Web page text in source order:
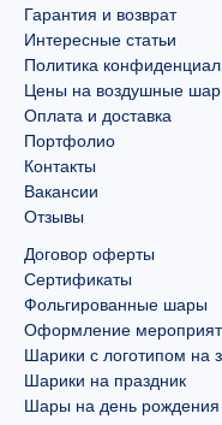
Гарантия и возврат
Интересные статьи
Политика
Цены на воздушные
Оплата и доставка
Портфолио
Контакты
Вакансии
Отзывы
Договор оферты
Сертификаты
Фольгированные шары
Оформление
Шарики с логотипом на
Шарики на праздник
Шары на день рождения